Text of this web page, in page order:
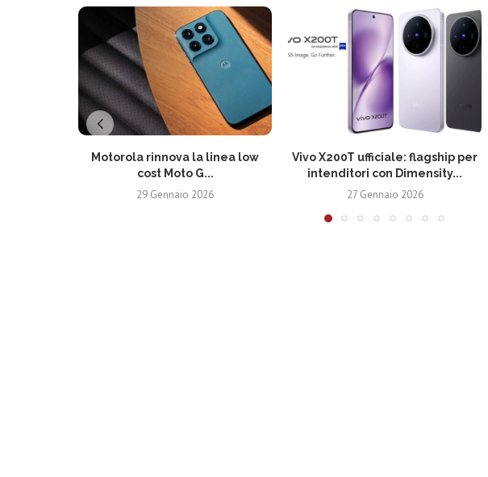
Motorola rinnova la linea low
cost Moto G...
29 Gennaio 2026
Vivo X200T ufficiale: flagship per
intenditori con Dimensity...
27 Gennaio 2026